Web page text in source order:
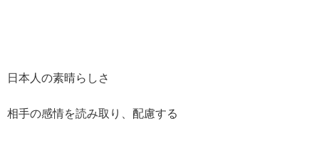
日本人の素晴らしさ
相手の感情を読み取り、配慮する